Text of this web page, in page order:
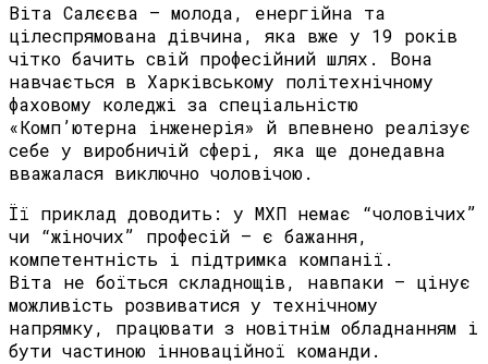
Віта Салєєва — молода, енергійна та
цілеспрямована дівчина, яка вже у 19 років
чітко бачить свій професійний шлях. Вона
навчається в Харківському політехнічному
фаховому коледжі за спеціальністю
«Комп’ютерна інженерія» й впевнено реалізує
себе у виробничій сфері, яка ще донедавна
вважалася виключно чоловічою.
Її приклад доводить: у МХП немає “чоловічих”
чи “жіночих” професій — є бажання,
компетентність і підтримка компанії.
Віта не боїться складнощів, навпаки — цінує
можливість розвиватися у технічному
напрямку, працювати з новітнім обладнанням і
бути частиною інноваційної команди.